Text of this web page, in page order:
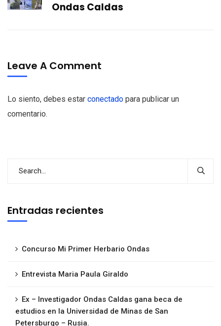
Ondas Caldas
Leave A Comment
Lo siento, debes estar conectado para publicar un
comentario.
Entradas recientes
Concurso Mi Primer Herbario Ondas
Entrevista Maria Paula Giraldo
Ex – Investigador Ondas Caldas gana beca de
estudios en la Universidad de Minas de San
Petersburgo – Rusia.